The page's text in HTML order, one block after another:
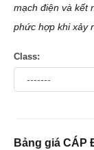
mạch điện và kết
phức hợp khi xảy
Class:
Bảng giá CÁP